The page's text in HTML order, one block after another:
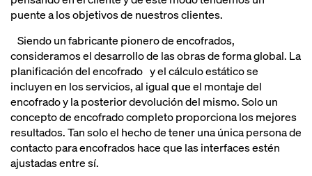
puente a los objetivos de nuestros clientes.
Siendo un fabricante pionero de encofrados,
consideramos el desarrollo de las obras de forma global. La
planificación del encofrado y el cálculo estático se
incluyen en los servicios, al igual que el montaje del
encofrado y la posterior devolución del mismo. Solo un
concepto de encofrado completo proporciona los mejores
resultados. Tan solo el hecho de tener una única persona de
contacto para encofrados hace que las interfaces estén
ajustadas entre sí.